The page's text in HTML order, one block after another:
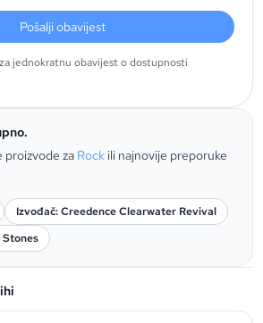
Pošalji obavijest
jednokratnu obavijest o dostupnosti
proizvode za Rock ili najnovije preporuke
Izvođač: Creedence Clearwater Revival
Stones